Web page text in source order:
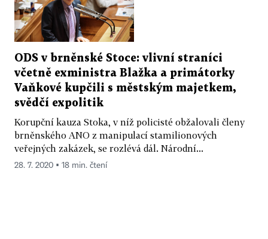
ODS v brněnské Stoce: vlivní straníci
včetně exministra Blažka a primátorky
Vaňkové kupčili s městským majetkem,
svědčí expolitik
Korupční kauza Stoka, v níž policisté obžalovali členy
brněnského ANO z manipulací stamilionových
veřejných zakázek, se rozlévá dál. Národní...
28. 7. 2020 ▪ 18 min. čtení